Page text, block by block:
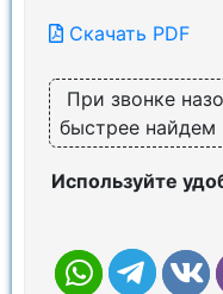
Скачать PDF
При звонке
быстрее
Используйте